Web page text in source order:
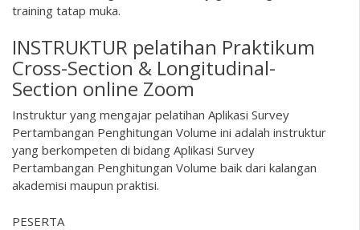
training tatap muka.
INSTRUKTUR pelatihan Praktikum
Cross-Section & Longitudinal-
Section online Zoom
Instruktur yang mengajar pelatihan Aplikasi Survey
Pertambangan Penghitungan Volume ini adalah instruktur
yang berkompeten di bidang Aplikasi Survey
Pertambangan Penghitungan Volume baik dari kalangan
akademisi maupun praktisi.
PESERTA